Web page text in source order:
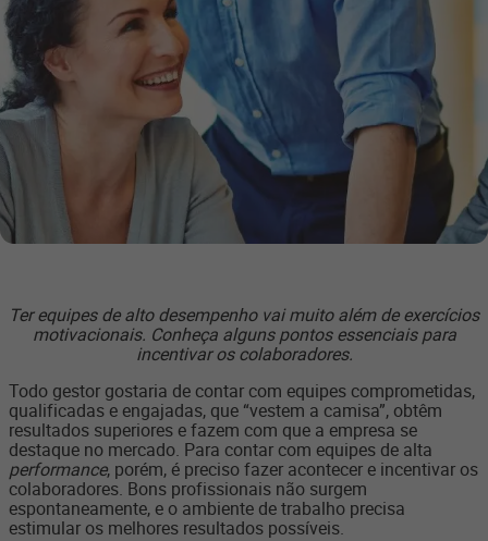
Ter equipes de alto desempenho vai muito além de exercícios
motivacionais. Conheça alguns pontos essenciais para
incentivar os colaboradores.
Todo gestor gostaria de contar com equipes comprometidas,
qualificadas e engajadas, que “vestem a camisa”, obtêm
resultados superiores e fazem com que a empresa se
destaque no mercado. Para contar com equipes de alta
performance, porém, é preciso fazer acontecer e incentivar os
colaboradores. Bons profissionais não surgem
espontaneamente, e o ambiente de trabalho precisa
estimular os melhores resultados possíveis.